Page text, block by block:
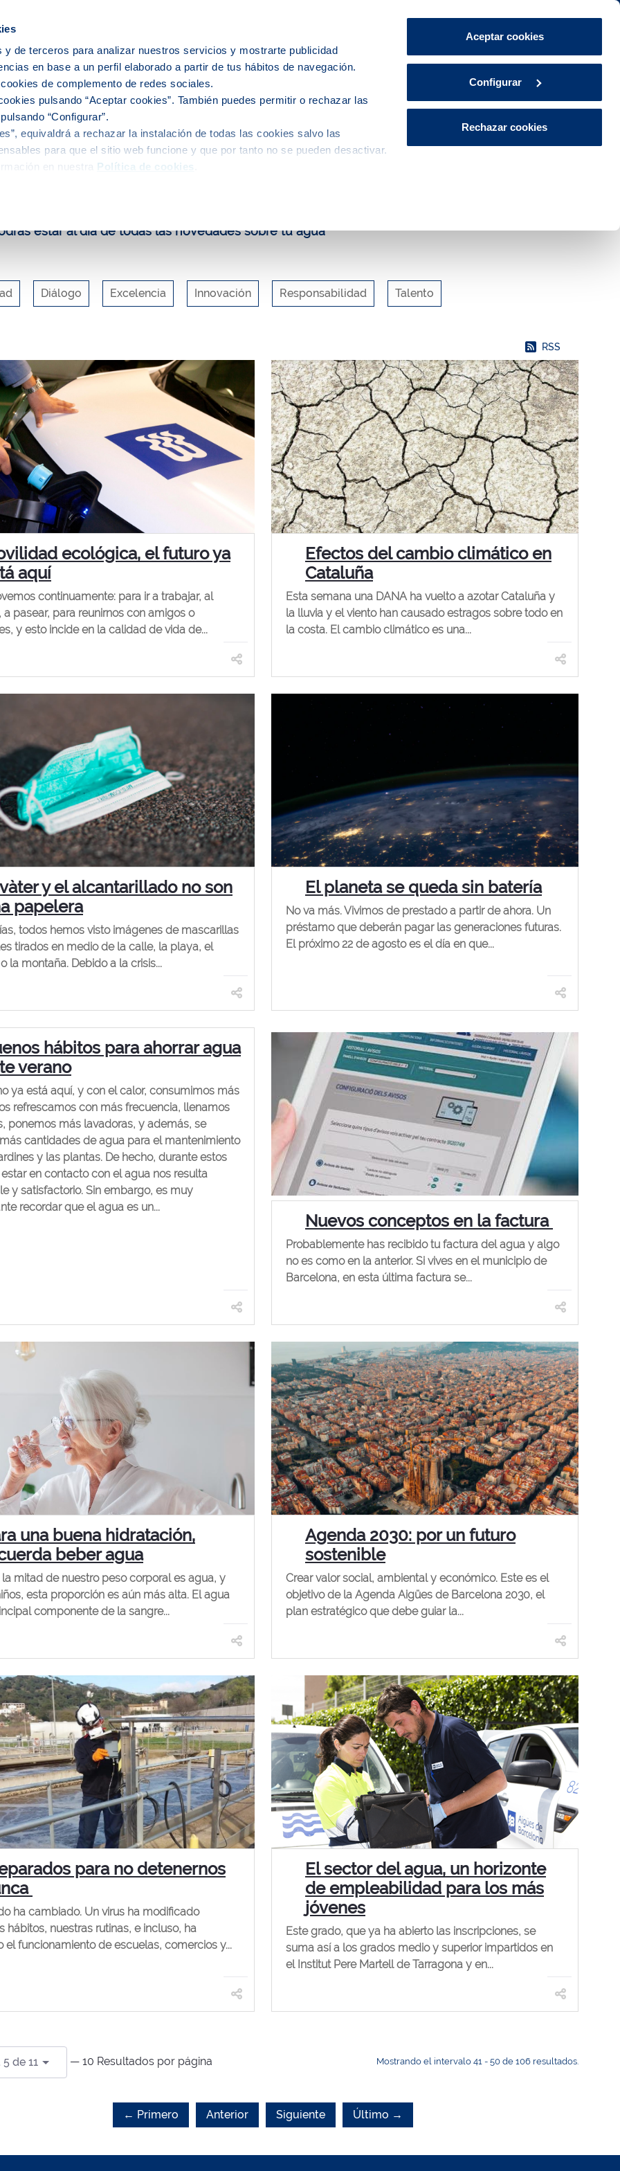
de terceros para analizar nuestros servicios y mostrarte publicidad
en base a un perfil elaborado a partir de tus hábitos de navegación.
de complemento de redes sociales.
pulsando “Aceptar cookies”. También puedes permitir o rechazar las
“Configurar”.
equivaldrá a rechazar la instalación de todas las cookies salvo las
para que el sitio web funcione y que por tanto no se pueden desactivar.
en nuestra Política de cookies
Aceptar cookies
Configurar
Rechazar cookies
CA ES Área de Clientes
del agua El agua en tu ciudad Explora, educa y participa Contacto
y participa Blog
estar al día de todas las novedades sobre tu agua
Diálogo Excelencia Innovación Responsabilidad Talento
RSS
ecológica, el futuro ya
aquí
continuamente: para ir a trabajar, al
a pasear, para reunirnos con amigos o
y esto incide en la calidad de vida de...
Efectos del cambio climático en
Cataluña
Esta semana una DANA ha vuelto a azotar Cataluña y
la lluvia y el viento han causado estragos sobre todo en
la costa. El cambio climático es una...
y el alcantarillado no son
papelera
todos hemos visto imágenes de mascarillas
tirados en medio de la calle, la playa, el
la montaña. Debido a la crisis...
El planeta se queda sin batería
No va más. Vivimos de prestado a partir de ahora. Un
préstamo que deberán pagar las generaciones futuras.
El próximo 22 de agosto es el día en que...
hábitos para ahorrar agua
verano
ya está aquí, y con el calor, consumimos más
refrescamos con más frecuencia, llenamos
ponemos más lavadoras, y además, se
cantidades de agua para el mantenimiento
y las plantas. De hecho, durante estos
en contacto con el agua nos resulta
y satisfactorio. Sin embargo, es muy
recordar que el agua es un...
Nuevos conceptos en la factura
Probablemente has recibido tu factura del agua y algo
no es como en la anterior. Si vives en el municipio de
Barcelona, ​​en esta última factura se...
una buena hidratación,
beber agua
mitad de nuestro peso corporal es agua, y
esta proporción es aún más alta. El agua
componente de la sangre...
Agenda 2030: por un futuro
sostenible
Crear valor social, ambiental y económico. Este es el
objetivo de la Agenda Aigües de Barcelona 2030, el
plan estratégico que debe guiar la...
para no detenernos
ha cambiado. Un virus ha modificado
hábitos, nuestras rutinas, e incluso, ha
el funcionamiento de escuelas, comercios y...
El sector del agua, un horizonte
de empleabilidad para los más
jóvenes
Este grado, que ya ha abierto las inscripciones, se
suma así a los grados medio y superior impartidos en
el Institut Pere Martell de Tarragona y en...
de 11 — 10 Resultados por página Mostrando el intervalo 41 - 50 de 106 resultados.
← Primero Anterior Siguiente Último →